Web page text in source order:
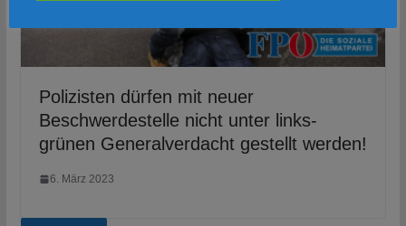
Polizisten dürfen mit neuer
Beschwerdestelle nicht unter links-
grünen Generalverdacht gestellt werden!
6. März 2023